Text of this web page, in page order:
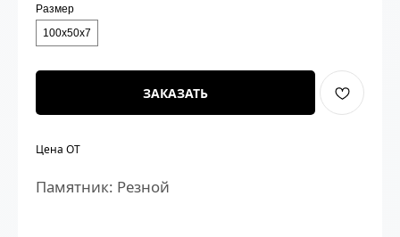
Размер
100х50х7
ЗАКАЗАТЬ
Цена ОТ
Памятник: Резной